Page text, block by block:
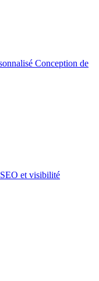
Conception de
SEO et visibilité